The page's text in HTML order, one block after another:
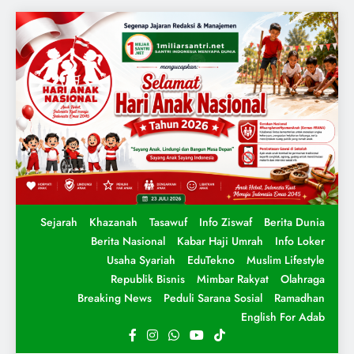
Sejarah Khazanah Tasawuf Info Ziswaf
Berita Dunia
Berita Nasional
Kabar Haji Umrah
Info Loker
Usaha Syariah
EduTekno
Muslim Lifestyle
Republik Bisnis
Mimbar Rakyat
Olahraga
Breaking News
Peduli Sarana Sosial
Ramadhan
English For Adab